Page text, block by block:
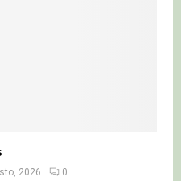
2026 0